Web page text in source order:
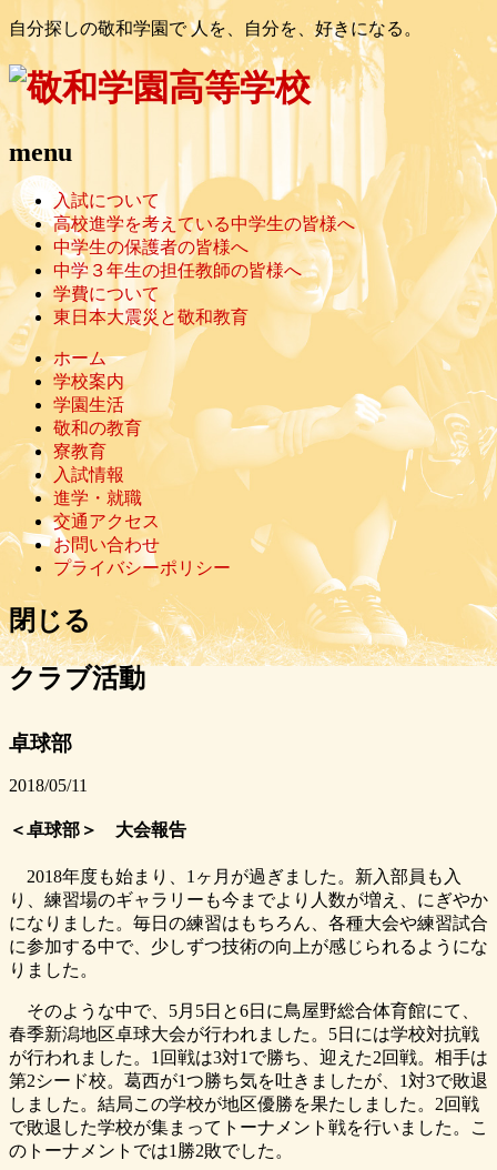
自分探しの敬和学園で 人を、自分を、好きになる。
menu
入試について
高校進学を考えている中学生の皆様へ
中学生の保護者の皆様へ
中学３年生の担任教師の皆様へ
学費について
東日本大震災と敬和教育
ホーム
学校案内
学園生活
敬和の教育
寮教育
入試情報
進学・就職
交通アクセス
お問い合わせ
プライバシーポリシー
閉じる
クラブ活動
卓球部
2018/05/11
＜卓球部＞ 大会報告
2018年度も始まり、1ヶ月が過ぎました。新入部員も入
り、練習場のギャラリーも今までより人数が増え、にぎやか
になりました。毎日の練習はもちろん、各種大会や練習試合
に参加する中で、少しずつ技術の向上が感じられるようにな
りました。
そのような中で、5月5日と6日に鳥屋野総合体育館にて、
春季新潟地区卓球大会が行われました。5日には学校対抗戦
が行われました。1回戦は3対1で勝ち、迎えた2回戦。相手は
第2シード校。葛西が1つ勝ち気を吐きましたが、1対3で敗退
しました。結局この学校が地区優勝を果たしました。2回戦
で敗退した学校が集まってトーナメント戦を行いました。こ
のトーナメントでは1勝2敗でした。